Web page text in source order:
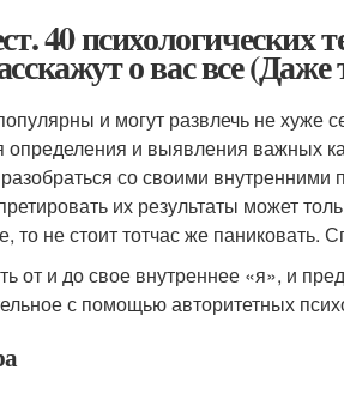
40 психологических
о вас все (Даже
и могут развлечь не хуже
и выявления важных
со своими
их результаты может
то не стоит тотчас же паниковать.
от и до свое внутреннее «я», и
с помощью авторитетных